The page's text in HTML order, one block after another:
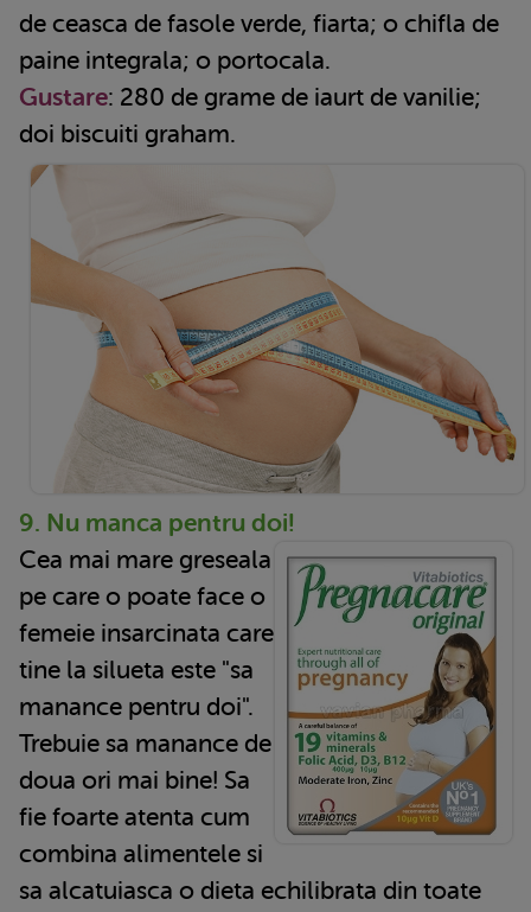
de ceasca de fasole verde, fiarta; o chifla de
paine integrala; o portocala.
Gustare: 280 de grame de iaurt de vanilie;
doi biscuiti graham.
9. Nu manca pentru doi!
Cea mai mare greseala
pe care o poate face o
femeie insarcinata care
tine la silueta este "sa
manance pentru doi".
Trebuie sa manance de
doua ori mai bine! Sa
fie foarte atenta cum
combina alimentele si
sa alcatuiasca o dieta echilibrata din toate